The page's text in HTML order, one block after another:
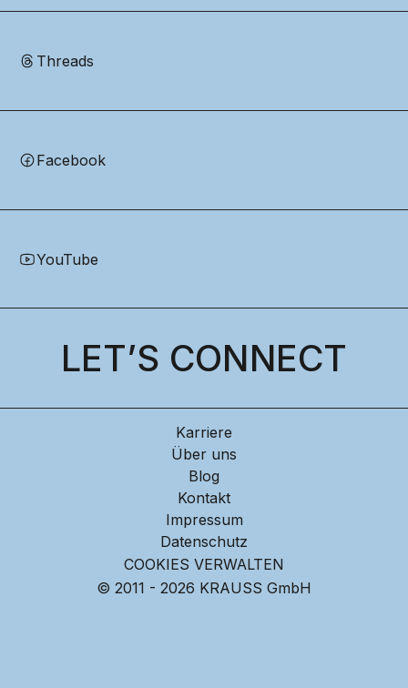
Threads
Facebook
YouTube
LET’S CONNECT
Karriere
Über uns
Blog
Kontakt
Impressum
Datenschutz
COOKIES VERWALTEN
© 2011 - 2026 KRAUSS GmbH